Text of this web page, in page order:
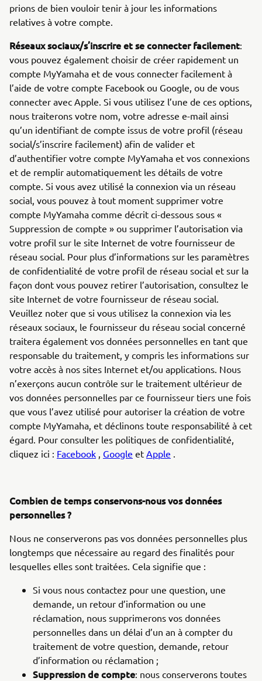
prions de bien vouloir tenir à jour les informations
relatives à votre compte.
Réseaux sociaux/s’inscrire et se connecter facilement:
vous pouvez également choisir de créer rapidement un
compte MyYamaha et de vous connecter facilement à
l’aide de votre compte Facebook ou Google, ou de vous
connecter avec Apple. Si vous utilisez l’une de ces options,
nous traiterons votre nom, votre adresse e-mail ainsi
qu’un identifiant de compte issus de votre profil (réseau
social/s’inscrire facilement) afin de valider et
d’authentifier votre compte MyYamaha et vos connexions
et de remplir automatiquement les détails de votre
compte. Si vous avez utilisé la connexion via un réseau
social, vous pouvez à tout moment supprimer votre
compte MyYamaha comme décrit ci-dessous sous «
Suppression de compte » ou supprimer l’autorisation via
votre profil sur le site Internet de votre fournisseur de
réseau social. Pour plus d’informations sur les paramètres
de confidentialité de votre profil de réseau social et sur la
façon dont vous pouvez retirer l’autorisation, consultez le
site Internet de votre fournisseur de réseau social.
Veuillez noter que si vous utilisez la connexion via les
réseaux sociaux, le fournisseur du réseau social concerné
traitera également vos données personnelles en tant que
responsable du traitement, y compris les informations sur
votre accès à nos sites Internet et/ou applications. Nous
n’exerçons aucun contrôle sur le traitement ultérieur de
vos données personnelles par ce fournisseur tiers une fois
que vous l’avez utilisé pour autoriser la création de votre
compte MyYamaha, et déclinons toute responsabilité à cet
égard. Pour consulter les politiques de confidentialité,
cliquez ici : Facebook , Google et Apple .
Combien de temps conservons-nous vos données
personnelles ?
Nous ne conserverons pas vos données personnelles plus
longtemps que nécessaire au regard des finalités pour
lesquelles elles sont traitées. Cela signifie que :
Si vous nous contactez pour une question, une
demande, un retour d’information ou une
réclamation, nous supprimerons vos données
personnelles dans un délai d’un an à compter du
traitement de votre question, demande, retour
d’information ou réclamation ;
Suppression de compte: nous conserverons toutes